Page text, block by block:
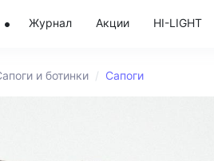
Журнал Акции HI-LIGHT
и ботинки Сапоги